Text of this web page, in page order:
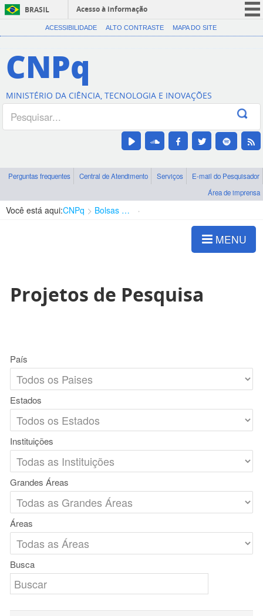
BRASIL
Acesso à informação
CORONAVÍRUS (COVID-19)
Canais
ACESSIBILIDADE ALTO CONTRASTE MAPA DO SITE
CNPq
MINISTÉRIO DA CIÊNCIA, TECNOLOGIA E INOVAÇÕES
Perguntas frequentes Central de Atendimento Serviços
E-mail do Pesquisador
Área de imprensa
Você está aqui:CNPq Bolsas e Auxílios Vigentes
MENU
Projetos de Pesquisa
País
Estados
Instituições
Grandes Áreas
Áreas
Busca